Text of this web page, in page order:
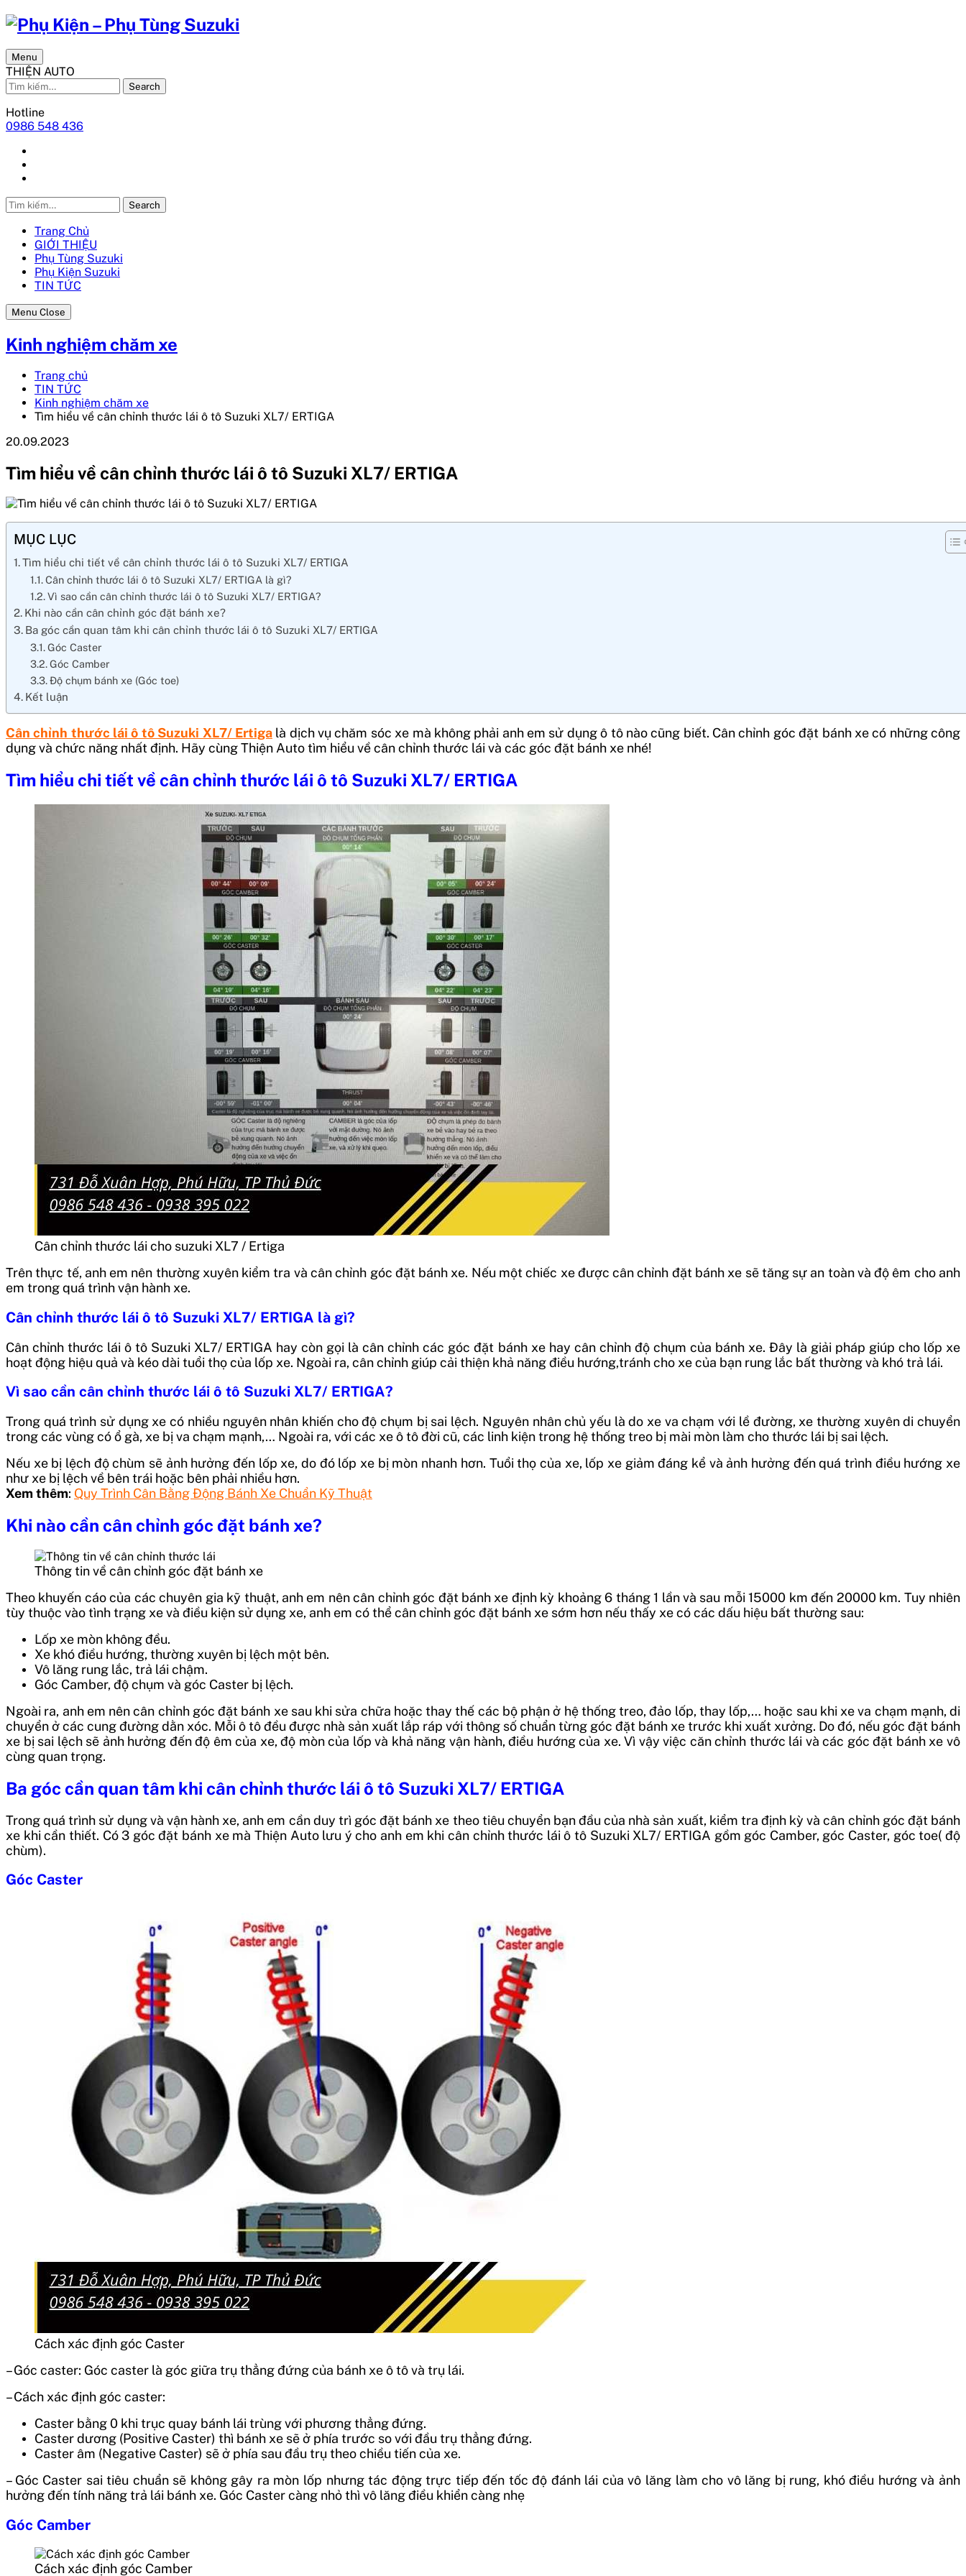
Menu
THIỆN AUTO
Search
Hotline
0986 548 436
Search
Trang Chủ
GIỚI THIỆU
Phụ Tùng Suzuki
Phụ Kiện Suzuki
TIN TỨC
Menu Close
Kinh nghiệm chăm xe
Trang chủ
TIN TỨC
Kinh nghiệm chăm xe
Tìm hiểu về cân chỉnh thước lái ô tô Suzuki XL7/ ERTIGA
20.09.2023
Tìm hiểu về cân chỉnh thước lái ô tô Suzuki XL7/ ERTIGA
MỤC LỤC
Tìm hiểu chi tiết về cân chỉnh thước lái ô tô Suzuki XL7/ ERTIGA
Cân chỉnh thước lái ô tô Suzuki XL7/ ERTIGA là gì?
Vì sao cần cân chỉnh thước lái ô tô Suzuki XL7/ ERTIGA?
Khi nào cần cân chỉnh góc đặt bánh xe?
Ba góc cần quan tâm khi cân chỉnh thước lái ô tô Suzuki XL7/ ERTIGA
Góc Caster
Góc Camber
Độ chụm bánh xe (Góc toe)
Kết luận
Cân chỉnh thước lái ô tô Suzuki XL7/ Ertigalà dịch vụ chăm sóc xe mà không phải anh em sử dụng ô tô nào cũng biết. Cân chỉnh góc đặt bánh xe có những công
dụng và chức năng nhất định. Hãy cùng Thiện Auto tìm hiểu về cân chỉnh thước lái và các góc đặt bánh xe nhé!
Tìm hiểu chi tiết về cân chỉnh thước lái ô tô Suzuki XL7/ ERTIGA
Cân chỉnh thước lái cho suzuki XL7 / Ertiga
Trên thực tế, anh em nên thường xuyên kiểm tra và cân chỉnh góc đặt bánh xe. Nếu một chiếc xe được cân chỉnh đặt bánh xe sẽ tăng sự an toàn và độ êm cho anh
em trong quá trình vận hành xe.
Cân chỉnh thước lái ô tô Suzuki XL7/ ERTIGA là gì?
Cân chỉnh thước lái ô tô Suzuki XL7/ ERTIGA hay còn gọi là cân chỉnh các góc đặt bánh xe hay cân chỉnh độ chụm của bánh xe. Đây là giải pháp giúp cho lốp xe
hoạt động hiệu quả và kéo dài tuổi thọ của lốp xe. Ngoài ra, cân chỉnh giúp cải thiện khả năng điều hướng,tránh cho xe của bạn rung lắc bất thường và khó trả lái.
Vì sao cần cân chỉnh thước lái ô tô Suzuki XL7/ ERTIGA?
Trong quá trình sử dụng xe có nhiều nguyên nhân khiến cho độ chụm bị sai lệch. Nguyên nhân chủ yếu là do xe va chạm với lề đường, xe thường xuyên di chuyển
trong các vùng có ổ gà, xe bị va chạm mạnh,… Ngoài ra, với các xe ô tô đời cũ, các linh kiện trong hệ thống treo bị mài mòn làm cho thước lái bị sai lệch.
Nếu xe bị lệch độ chùm sẽ ảnh hưởng đến lốp xe, do đó lốp xe bị mòn nhanh hơn. Tuổi thọ của xe, lốp xe giảm đáng kể và ảnh hưởng đến quá trình điều hướng xe
như xe bị lệch về bên trái hoặc bên phải nhiều hơn.
Xem thêm: Quy Trình Cân Bằng Động Bánh Xe Chuẩn Kỹ Thuật
Khi nào cần cân chỉnh góc đặt bánh xe?
Thông tin về cân chỉnh góc đặt bánh xe
Theo khuyến cáo của các chuyên gia kỹ thuật, anh em nên cân chỉnh góc đặt bánh xe định kỳ khoảng 6 tháng 1 lần và sau mỗi 15000 km đến 20000 km. Tuy nhiên
tùy thuộc vào tình trạng xe và điều kiện sử dụng xe, anh em có thể cân chỉnh góc đặt bánh xe sớm hơn nếu thấy xe có các dấu hiệu bất thường sau:
Lốp xe mòn không đều.
Xe khó điều hướng, thường xuyên bị lệch một bên.
Vô lăng rung lắc, trả lái chậm.
Góc Camber, độ chụm và góc Caster bị lệch.
Ngoài ra, anh em nên cân chỉnh góc đặt bánh xe sau khi sửa chữa hoặc thay thế các bộ phận ở hệ thống treo, đảo lốp, thay lốp,… hoặc sau khi xe va chạm mạnh, di
chuyển ở các cung đường dằn xóc. Mỗi ô tô đều được nhà sản xuất lắp ráp với thông số chuẩn từng góc đặt bánh xe trước khi xuất xưởng. Do đó, nếu góc đặt bánh
xe bị sai lệch sẽ ảnh hưởng đến độ êm của xe, độ mòn của lốp và khả năng vận hành, điều hướng của xe. Vì vậy việc căn chỉnh thước lái và các góc đặt bánh xe vô
cùng quan trọng.
Ba góc cần quan tâm khi cân chỉnh thước lái ô tô Suzuki XL7/ ERTIGA
Trong quá trình sử dụng và vận hành xe, anh em cần duy trì góc đặt bánh xe theo tiêu chuyển bạn đầu của nhà sản xuất, kiểm tra định kỳ và cân chỉnh góc đặt bánh
xe khi cần thiết. Có 3 góc đặt bánh xe mà Thiện Auto lưu ý cho anh em khi cân chỉnh thước lái ô tô Suzuki XL7/ ERTIGA gồm góc Camber, góc Caster, góc toe( độ
chùm).
Góc Caster
Cách xác định góc Caster
– Góc caster: Góc caster là góc giữa trụ thẳng đứng của bánh xe ô tô và trụ lái.
– Cách xác định góc caster:
Caster bằng 0 khi trục quay bánh lái trùng với phương thẳng đứng.
Caster dương (Positive Caster) thì bánh xe sẽ ở phía trước so với đầu trụ thẳng đứng.
Caster âm (Negative Caster) sẽ ở phía sau đầu trụ theo chiều tiến của xe.
– Góc Caster sai tiêu chuẩn sẽ không gây ra mòn lốp nhưng tác động trực tiếp đến tốc độ đánh lái của vô lăng làm cho vô lăng bị rung, khó điều hướng và ảnh
hưởng đến tính năng trả lái bánh xe. Góc Caster càng nhỏ thì vô lăng điều khiển càng nhẹ
Góc Camber
Cách xác định góc Camber